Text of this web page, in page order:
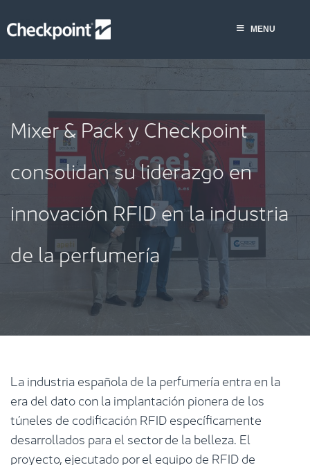
al
MENU
Mixer & Pack y Checkpoint
consolidan su liderazgo en
innovación RFID en la industria
de la perfumería
La industria española de la perfumería entra en la
era del dato con la implantación pionera de los
túneles de codificación RFID específicamente
desarrollados para el sector de la belleza. El
proyecto, ejecutado por el equipo de RFID de